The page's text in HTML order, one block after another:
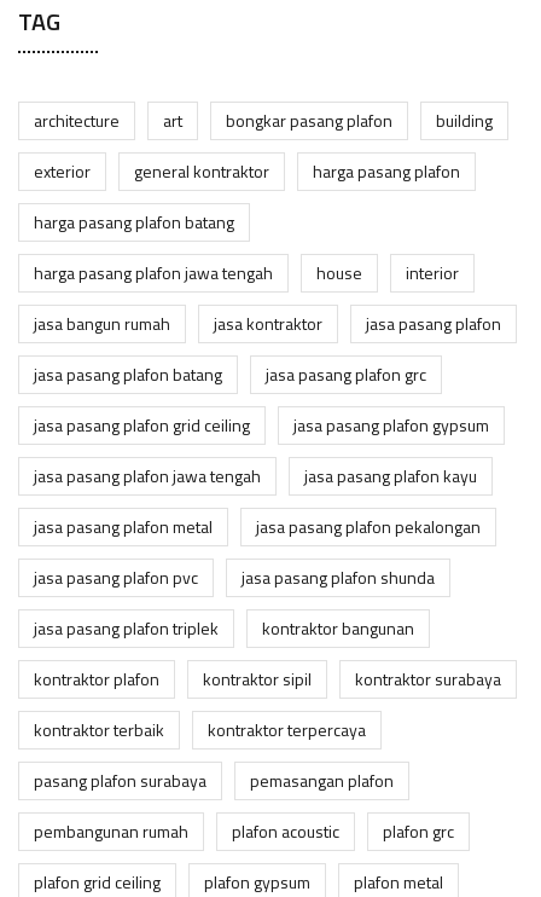
TAG
architecture art bongkar pasang plafon
building
exterior
general kontraktor
harga pasang plafon
harga pasang plafon batang
harga pasang plafon jawa tengah
house
interior
jasa bangun rumah
jasa kontraktor
jasa pasang plafon
jasa pasang plafon batang
jasa pasang plafon grc
jasa pasang plafon grid ceiling
jasa pasang plafon gypsum
jasa pasang plafon jawa tengah
jasa pasang plafon kayu
jasa pasang plafon metal
jasa pasang plafon pekalongan
jasa pasang plafon pvc
jasa pasang plafon shunda
jasa pasang plafon triplek
kontraktor bangunan
kontraktor plafon
kontraktor sipil
kontraktor surabaya
kontraktor terbaik
kontraktor terpercaya
pasang plafon surabaya
pemasangan plafon
pembangunan rumah
plafon acoustic
plafon grc
plafon grid ceiling
plafon gypsum
plafon metal